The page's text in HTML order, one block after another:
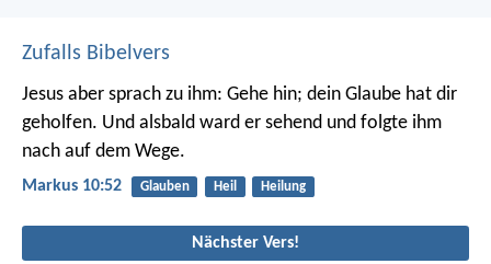
Zufalls Bibelvers
Jesus aber sprach zu ihm: Gehe hin; dein Glaube hat dir
geholfen. Und alsbald ward er sehend und folgte ihm
nach auf dem Wege.
Markus 10:52 Glauben Heil Heilung
Nächster Vers!